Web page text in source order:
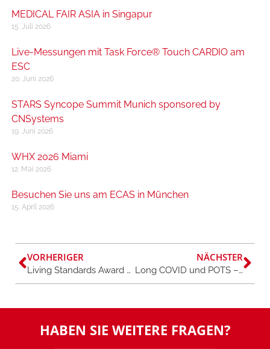
MEDICAL FAIR ASIA in Singapur
15. Juli 2026
Live-Messungen mit Task Force® Touch CARDIO am
ESC
20. Juni 2026
STARS Syncope Summit Munich sponsored by
CNSystems
19. Juni 2026
WHX 2026 Miami
12. Mai 2026
Besuchen Sie uns am ECAS in München
15. April 2026
VORHERIGER
Living Standards Award 2022 für CNSystems
NÄCHSTER
Long COVID und POTS – Das Ausmaß der Krankheit
HABEN SIE WEITERE FRAGEN?